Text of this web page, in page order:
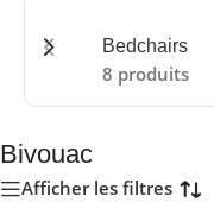
Bedchairs
8 produits
Bivouac
Afficher les filtres